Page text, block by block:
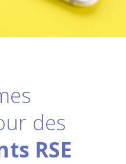
des
RSE